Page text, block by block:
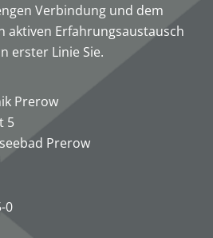
Verbindung und dem
aktiven Erfahrungsaustausch
erster Linie Sie.
Prerow
5
Prerow
0